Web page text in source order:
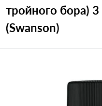
тройного бора)
(Swanson)